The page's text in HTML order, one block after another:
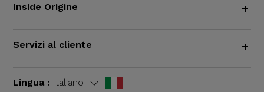
Inside Origine +
Servizi al cliente +
Lingua : Italiano